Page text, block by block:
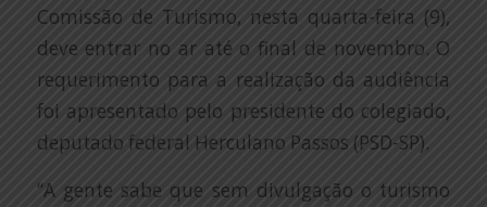
Comissão de Turismo, nesta quarta-feira (9),
deve entrar no ar até o final de novembro. O
requerimento para a realização da audiência
foi apresentado pelo presidente do colegiado,
deputado federal Herculano Passos (PSD-SP).
“A gente sabe que sem divulgação o turismo